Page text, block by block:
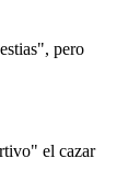
pero
el cazar